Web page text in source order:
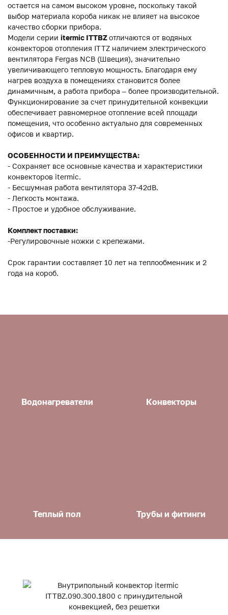
остается на самом высоком уровне, поскольку такой
выбор материала короба никак не влияет на высокое
качество сборки прибора.
Модели серии itermic ITTBZотличаются от водяных
конвекторов отопления ITTZ наличием электрического
вентилятора Fergas NCB (Швеция), значительно
увеличивающего тепловую мощность. Благодаря ему
нагрев воздуха в помещениях становится более
динамичным, а работа прибора – более производительной.
Функционирование за счет принудительной конвекции
обеспечивает равномерное отопление всей площади
помещения, что особенно актуально для современных
офисов и квартир.
ОСОБЕННОСТИ И ПРЕИМУЩЕСТВА:
- Сохраняет все основные качества и характеристики
конвекторов itermic.
- Бесшумная работа вентилятора 37-42dB.
- Легкость монтажа.
- Простое и удобное обслуживание.
Комплект поставки:
-Регулировочные ножки с крепежами.
Срок гарантии составляет 10 лет на теплообменник и 2
года на короб.
Водонагреватели Конвекторы
Теплый пол Трубы и фитинги